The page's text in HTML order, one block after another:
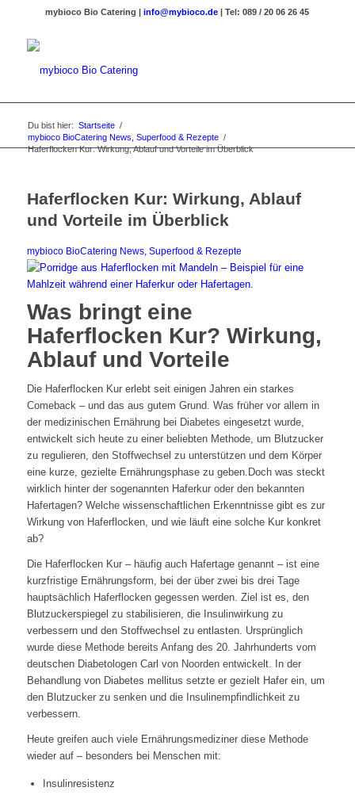
mybioco Bio Catering |info@mybioco.de | Tel: 089 / 20 06 26 45
Du bist hier: Startseite /
mybioco BioCatering News, Superfood & Rezepte /
Haferflocken Kur: Wirkung, Ablauf und Vorteile im Überblick
Haferflocken Kur: Wirkung, Ablauf
und Vorteile im Überblick
mybioco BioCatering News, Superfood & Rezepte
Was bringt eine
Haferflocken Kur? Wirkung,
Ablauf und Vorteile
Die Haferflocken Kur erlebt seit einigen Jahren ein starkes
Comeback – und das aus gutem Grund. Was früher vor allem in
der medizinischen Ernährung bei Diabetes eingesetzt wurde,
entwickelt sich heute zu einer beliebten Methode, um Blutzucker
zu regulieren, den Stoffwechsel zu unterstützen und dem Körper
eine kurze, gezielte Ernährungsphase zu geben.Doch was steckt
wirklich hinter der sogenannten Haferkur oder den bekannten
Hafertagen? Welche wissenschaftlichen Erkenntnisse gibt es zur
Wirkung von Haferflocken, und wie läuft eine solche Kur konkret
ab?
Die Haferflocken Kur – häufig auch Hafertage genannt – ist eine
kurzfristige Ernährungsform, bei der über zwei bis drei Tage
hauptsächlich Haferflocken gegessen werden. Ziel ist es, den
Blutzuckerspiegel zu stabilisieren, die Insulinwirkung zu
verbessern und den Stoffwechsel zu entlasten. Ursprünglich
wurde diese Methode bereits Anfang des 20. Jahrhunderts vom
deutschen Diabetologen Carl von Noorden entwickelt. In der
Behandlung von Diabetes mellitus setzte er gezielt Hafer ein, um
den Blutzucker zu senken und die Insulinempfindlichkeit zu
verbessern.
Heute greifen auch viele Ernährungsmediziner diese Methode
wieder auf – besonders bei Menschen mit:
Insulinresistenz